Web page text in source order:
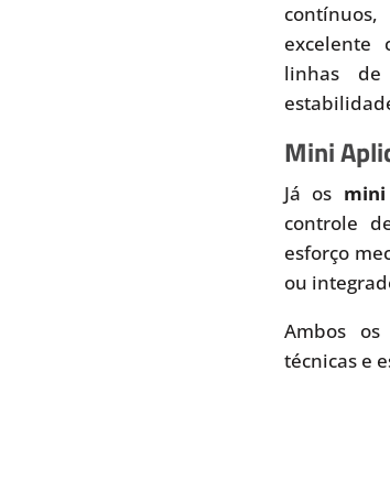
excelente
linhas de
Mini
Já os
controle
esforço
ou
Ambos os
técnicas e